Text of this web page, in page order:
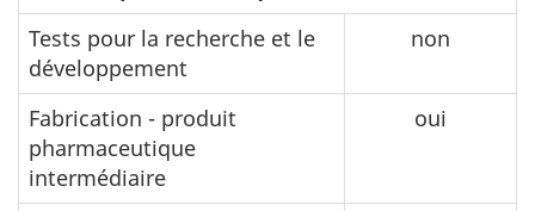
Tests pour la recherche et le
développement
non
Fabrication - produit
pharmaceutique
intermédiaire
oui